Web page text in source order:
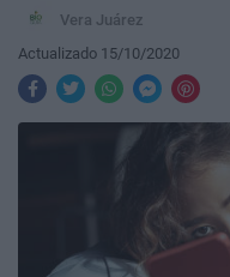
Vera Juárez
Actualizado 15/10/2020